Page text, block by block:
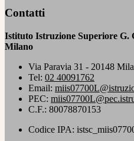
Contatti
Istituto Istruzione Superiore G.
Milano
Via Paravia 31 - 20148
Tel: 02 40091762
Email:
PEC:
C.F.: 80078870153
Codice IPA: